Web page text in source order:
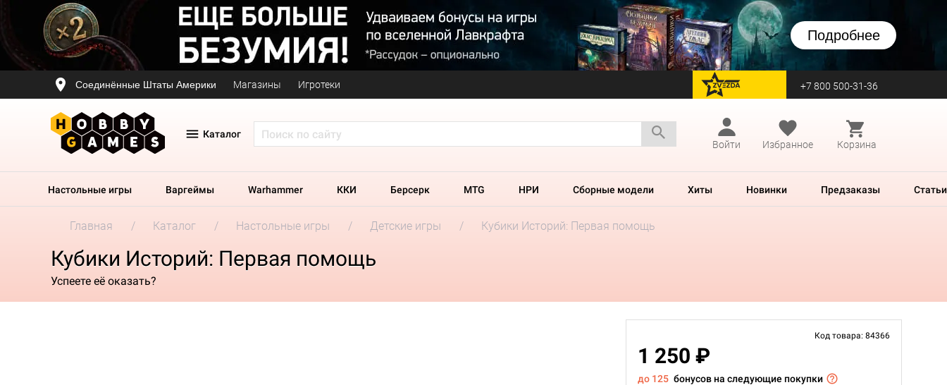
Подробнее
Соединённые Штаты Америки Магазины Игротеки перейти на Zvezda +7 800 500-31-36
Каталог
Войти
Избранное Корзина
Настольные игры Варгеймы Warhammer ККИ Берсерк MTG НРИ Сборные модели Хиты Новинки Предзаказы Статьи
Главная Каталог Настольные игры Детские игры Кубики Историй: Первая помощь
Кубики Историй: Первая помощь
Успеете её оказать?
Код товара: 84366
1 250 ₽
до 125 бонусов на следующие покупки